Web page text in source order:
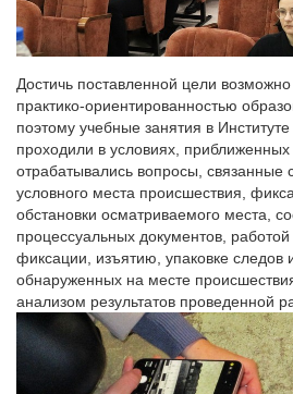
Достичь поставленной цели
практико-ориентированностью
поэтому учебные занятия в
проходили в условиях, приближенных
отрабатывались вопросы, связанные
условного места происшествия,
обстановки осматриваемого места,
процессуальных документов,
фиксации, изъятию, упаковке следов
обнаруженных на месте
анализом результатов проведенной